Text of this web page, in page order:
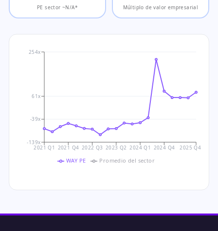
PE sector ~N/A* Múltiplo de valor empresarial
2021 Q1 2021 Q4 2022 Q3 2023 Q2 2024 Q1 2024 Q4 2025 Q4
-139x
-39x
61x
254x
WAY PE Promedio del sector